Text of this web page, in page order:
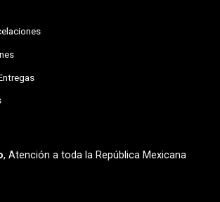
, Atención a toda la República Mexicana